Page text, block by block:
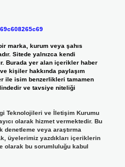
marka, kurum veya şahıs
Sitede yalnızca kendi
Burada yer alan içerikler haber
kişiler hakkında paylaşım
ile isim benzerlikleri tamamen
ve tavsiye niteliği
Teknolojileri ve İletişim Kurumu
olarak hizmet vermektedir. Bu
veya araştırma
üyelerimiz yazdıkları içeriklerin
olarak bu sorumluluğu kabul